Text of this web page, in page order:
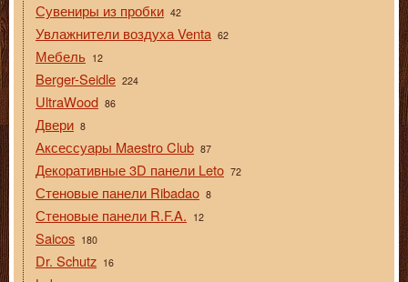
Сувениры из пробки 42
Увлажнители воздуха Venta 62
Мебель 12
Berger-Seidle 224
UltraWood 86
Двери 8
Аксессуары Maestro Club 87
Декоративные 3D панели Leto 72
Стеновые панели Ribadao 8
Стеновые панели R.F.A. 12
Saicos 180
Dr. Schutz 16